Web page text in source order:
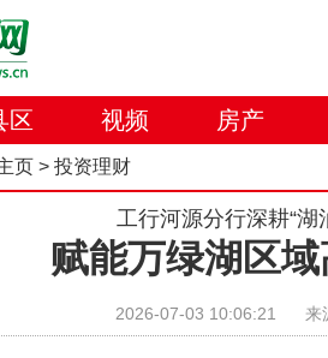
区 视频 房产
页 > 投资理财
工行河源分行深耕“湖
赋能万绿湖区
2026-07-03 10:06:21 来